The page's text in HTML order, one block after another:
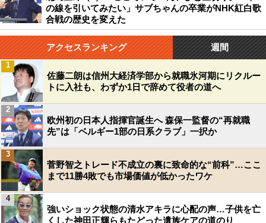
の線を引いてみたい」サブちゃんの卒業がNHK紅白歌
合戦の歴史を変えた
アクセスランキング 週間
佐藤二朗は信州大経済学部から就職氷河期にリクルー
トに入社も、わずか1日で辞めて役者の道へ
1
欧州初の日本人指揮官誕生へ 森保一監督の“再就職
先”は「ベルギー1部の日系クラブ」一択か
2
菅野智之トレード不成立の裏に致命的な“前科”…ここ
まで11勝4敗でも市場価値が低かったワケ
3
強いショック状態の清水アキラに心配の声…子供を亡
くした神田正輝らもたどった遺族ケアの道のり
4